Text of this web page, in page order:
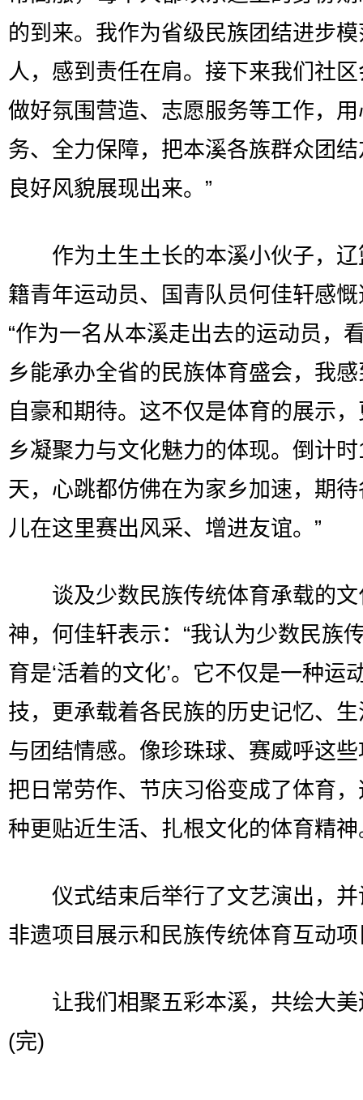
的到来。我作为省级民族团结进步
人，感到责任在肩。接下来我们社
做好氛围营造、志愿服务等工作，
务、全力保障，把本溪各族群众团
良好风貌展现出来。”
作为土生土长的本溪小伙子，辽
籍青年运动员、国青队员何佳轩感
“作为一名从本溪走出去的运动员，
乡能承办全省的民族体育盛会，我
自豪和期待。这不仅是体育的展示
乡凝聚力与文化魅力的体现。倒计
天，心跳都仿佛在为家乡加速，期
儿在这里赛出风采、增进友谊。”
谈及少数民族传统体育承载的文
神，何佳轩表示：“我认为少数民族
育是‘活着的文化’。它不仅是一种运
技，更承载着各民族的历史记忆、
与团结情感。像珍珠球、赛威呼这
把日常劳作、节庆习俗变成了体育
种更贴近生活、扎根文化的体育精神
仪式结束后举行了文艺演出，并
非遗项目展示和民族传统体育互动
让我们相聚五彩本溪，共绘大美
(完)